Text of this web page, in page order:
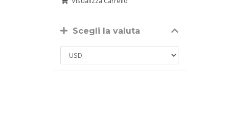
Scegli la valuta